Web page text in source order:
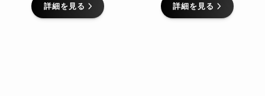
詳細を見る 詳細を見る